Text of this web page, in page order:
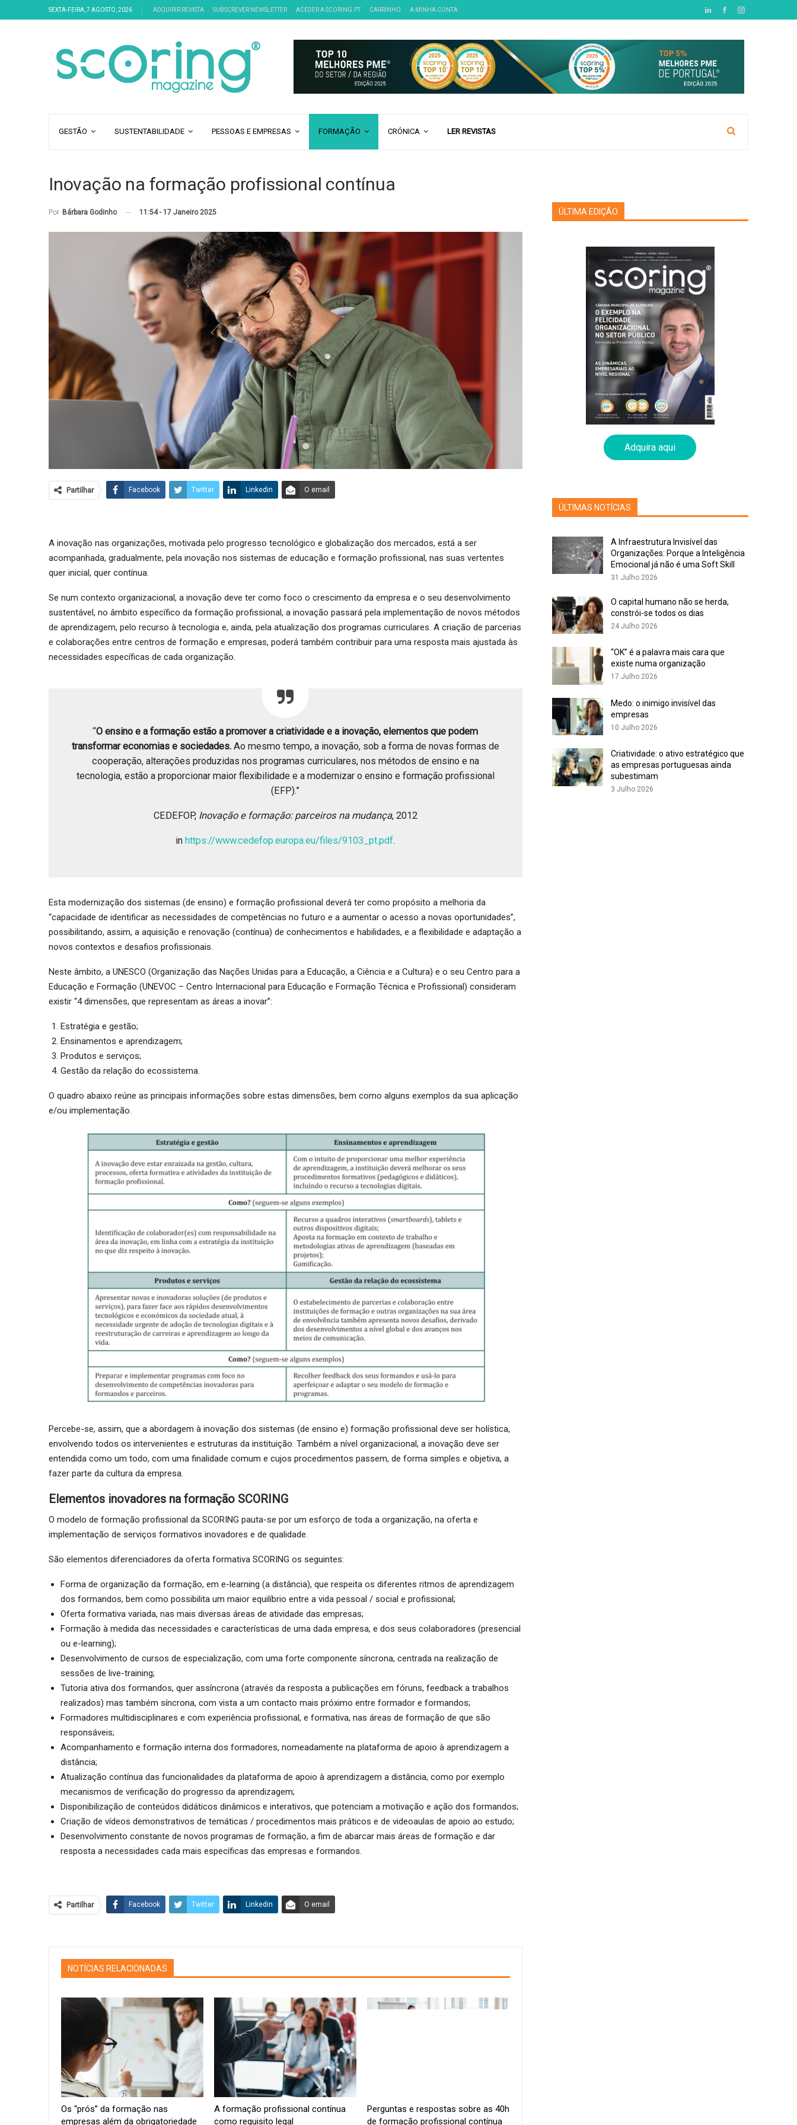
SEXTA-FEIRA, 7 AGOSTO, 2026 ADQUIRIR REVISTA SUBSCREVER NEWSLETTER ACEDER A SCORING.PT CARRINHO A MINHA CONTA
GESTÃO SUSTENTABILIDADE PESSOAS E EMPRESAS FORMAÇÃO CRÓNICA LER REVISTAS
Inovação na formação profissional contínua
Por Bárbara Godinho 11:54 - 17 Janeiro 2025
Partilhar Facebook Twitter Linkedin O email
A inovação nas organizações, motivada pelo progresso tecnológico e globalização dos mercados, está a ser
acompanhada, gradualmente, pela inovação nos sistemas de educação e formação profissional, nas suas vertentes
quer inicial, quer contínua.
Se num contexto organizacional, a inovação deve ter como foco o crescimento da empresa e o seu desenvolvimento
sustentável, no âmbito específico da formação profissional, a inovação passará pela implementação de novos métodos
de aprendizagem, pelo recurso à tecnologia e, ainda, pela atualização dos programas curriculares. A criação de parcerias
e colaborações entre centros de formação e empresas, poderá também contribuir para uma resposta mais ajustada às
necessidades específicas de cada organização.
“O ensino e a formação estão a promover a criatividade e a inovação, elementos que podem
transformar economias e sociedades.Ao mesmo tempo, a inovação, sob a forma de novas formas de
cooperação, alterações produzidas nos programas curriculares, nos métodos de ensino e na
tecnologia, estão a proporcionar maior flexibilidade e a modernizar o ensino e formação profissional
(EFP).”
CEDEFOP, Inovação e formação: parceiros na mudança, 2012
inhttps://www.cedefop.europa.eu/files/9103_pt.pdf.
Esta modernização dos sistemas (de ensino) e formação profissional deverá ter como propósito a melhoria da
“capacidade de identificar as necessidades de competências no futuro e a aumentar o acesso a novas oportunidades”,
possibilitando, assim, a aquisição e renovação (contínua) de conhecimentos e habilidades, e a flexibilidade e adaptação a
novos contextos e desafios profissionais.
Neste âmbito, a UNESCO (Organização das Nações Unidas para a Educação, a Ciência e a Cultura) e o seu Centro para a
Educação e Formação (UNEVOC – Centro Internacional para Educação e Formação Técnica e Profissional) consideram
existir “4 dimensões, que representam as áreas a inovar”:
Estratégia e gestão;
Ensinamentos e aprendizagem;
Produtos e serviços;
Gestão da relação do ecossistema.
O quadro abaixo reúne as principais informações sobre estas dimensões, bem como alguns exemplos da sua aplicação
e/ou implementação.
Percebe-se, assim, que a abordagem à inovação dos sistemas (de ensino e) formação profissional deve ser holística,
envolvendo todos os intervenientes e estruturas da instituição. Também a nível organizacional, a inovação deve ser
entendida como um todo, com uma finalidade comum e cujos procedimentos passem, de forma simples e objetiva, a
fazer parte da cultura da empresa.
Elementos inovadores na formação SCORING
O modelo de formação profissional da SCORING pauta-se por um esforço de toda a organização, na oferta e
implementação de serviços formativos inovadores e de qualidade.
São elementos diferenciadores da oferta formativa SCORING os seguintes:
Forma de organização da formação, em e-learning (a distância), que respeita os diferentes ritmos de aprendizagem
dos formandos, bem como possibilita um maior equilíbrio entre a vida pessoal / social e profissional;
Oferta formativa variada, nas mais diversas áreas de atividade das empresas;
Formação à medida das necessidades e características de uma dada empresa, e dos seus colaboradores (presencial
ou e-learning);
Desenvolvimento de cursos de especialização, com uma forte componente síncrona, centrada na realização de
sessões de live-training;
Tutoria ativa dos formandos, quer assíncrona (através da resposta a publicações em fóruns, feedback a trabalhos
realizados) mas também síncrona, com vista a um contacto mais próximo entre formador e formandos;
Formadores multidisciplinares e com experiência profissional, e formativa, nas áreas de formação de que são
responsáveis;
Acompanhamento e formação interna dos formadores, nomeadamente na plataforma de apoio à aprendizagem a
distância;
Atualização contínua das funcionalidades da plataforma de apoio à aprendizagem a distância, como por exemplo
mecanismos de verificação do progresso da aprendizagem;
Disponibilização de conteúdos didáticos dinâmicos e interativos, que potenciam a motivação e ação dos formandos;
Criação de vídeos demonstrativos de temáticas / procedimentos mais práticos e de videoaulas de apoio ao estudo;
Desenvolvimento constante de novos programas de formação, a fim de abarcar mais áreas de formação e dar
resposta a necessidades cada mais específicas das empresas e formandos.
Partilhar Facebook Twitter Linkedin O email
NOTÍCIAS RELACIONADAS
Os “prós” da formação nas
empresas além da obrigatoriedade
A formação profissional contínua
como requisito legal
Perguntas e respostas sobre as 40h
de formação profissional contínua
ÚLTIMA EDIÇÃO
Adquira aqui
ÚLTIMAS NOTÍCIAS
A Infraestrutura Invisível das
Organizações: Porque a Inteligência
Emocional já não é uma Soft Skill
31 Julho 2026
O capital humano não se herda,
constrói-se todos os dias
24 Julho 2026
“OK” é a palavra mais cara que
existe numa organização
17 Julho 2026
Medo: o inimigo invisível das
empresas
10 Julho 2026
Criatividade: o ativo estratégico que
as empresas portuguesas ainda
subestimam
3 Julho 2026